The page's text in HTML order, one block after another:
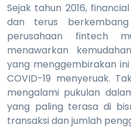
Sejak tahun 2016,
dan terus
perusahaan fintech
menawarkan
yang menggembirakan
COVID-19 menyeruak.
mengalami pukulan
yang paling terasa di
transaksi dan jumlah